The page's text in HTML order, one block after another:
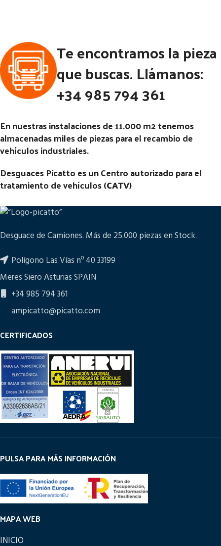
Código Pieza:53289
Código Pieza: 53213
Te encontramos la pieza
que buscas. Llámanos:
+34 985 794 361
En nuestras instalaciones de 11.000 m2 tenemos
almacenadas miles de piezas para el recambio de
vehículos industriales.
Desguaces Picatto es un Centro autorizado para el
tratamiento de vehículos (CATV)
Desguace de Camiones. Más de 25.000 piezas en Stock.
Polígono Las Vías nº 40 33199
Meres Siero Asturias SPAIN
+34 985 794 361
ampicatto@picatto.com
CERTIFICADOS
PULSA PARA MÁS INFORMACIÓN
MAPA WEB
INICIO